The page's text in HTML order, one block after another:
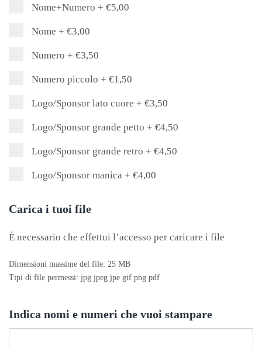
Nome+Numero + €5,00
Nome + €3,00
Numero + €3,50
Numero piccolo + €1,50
Logo/Sponsor lato cuore + €3,50
Logo/Sponsor grande petto + €4,50
Logo/Sponsor grande retro + €4,50
Logo/Sponsor manica + €4,00
Carica i tuoi file
È necessario che effettui l’accesso per caricare i file
Dimensioni massime del file: 25 MB
Tipi di file permessi: jpg jpeg jpe gif png pdf
Indica nomi e numeri che vuoi stampare